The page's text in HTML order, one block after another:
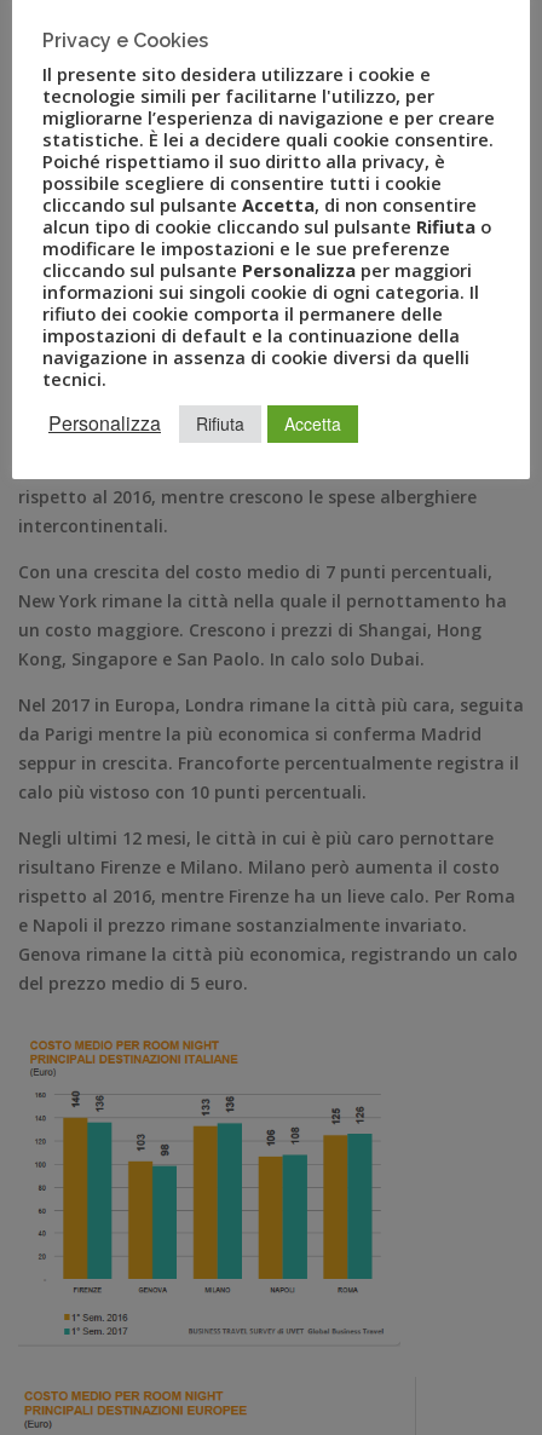
sostanziale stabilità dei prezzi: nel 2015 il prezzo medio
era infatti di 49 euro.
Dal 2014 abbiamo assistito a un cambiamento delle
abitudini di chi viaggia per affari grazie all’alta velocità che
ha ridotto il tempo di trasferta tra Roma e Milano. Il 2015
ha visto il previsto sorpasso del treno sull’aereo: dal 1°
Semestre 2015 il mezzo preferito è stato il treno con una
quota pari al 55% sul totale. Rispetto al 2015, nel 2017 il
treno ha guadagnato ulteriori 5 punti percentuali.
HOTEL
L’hôtellerie ha evidenziato nel 2017 un aumento della
spesa sul territorio nazionale con una quota superiore al
60% per cento del totale. Il segmento europeo ha visto un
rispetto al 2016, mentre crescono le spese alberghiere
intercontinentali.
Con una crescita del costo medio di 7 punti percentuali,
New York rimane la città nella quale il pernottamento ha
un costo maggiore. Crescono i prezzi di Shangai, Hong
Kong, Singapore e San Paolo. In calo solo Dubai.
Nel 2017 in Europa, Londra rimane la città più cara, seguita
da Parigi mentre la più economica si conferma Madrid
seppur in crescita. Francoforte percentualmente registra il
calo più vistoso con 10 punti percentuali.
Negli ultimi 12 mesi, le città in cui è più caro pernottare
risultano Firenze e Milano. Milano però aumenta il costo
rispetto al 2016, mentre Firenze ha un lieve calo. Per Roma
e Napoli il prezzo rimane sostanzialmente invariato.
Genova rimane la città più economica, registrando un calo
del prezzo medio di 5 euro.
Privacy e Cookies
Il presente sito desidera utilizzare i cookie e
tecnologie simili per facilitarne l'utilizzo, per
migliorarne l’esperienza di navigazione e per creare
statistiche. È lei a decidere quali cookie consentire.
Poiché rispettiamo il suo diritto alla privacy, è
possibile scegliere di consentire tutti i cookie
cliccando sul pulsante Accetta, di non consentire
alcun tipo di cookie cliccando sul pulsante Rifiuta o
modificare le impostazioni e le sue preferenze
cliccando sul pulsante Personalizza per maggiori
informazioni sui singoli cookie di ogni categoria. Il
rifiuto dei cookie comporta il permanere delle
impostazioni di default e la continuazione della
navigazione in assenza di cookie diversi da quelli
tecnici.
Personalizza Rifiuta Accetta